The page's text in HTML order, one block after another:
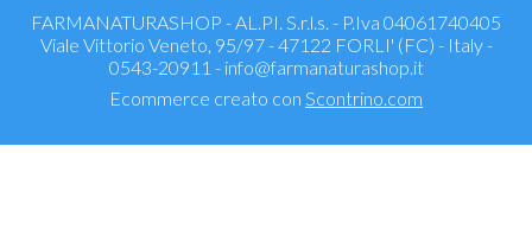
FARMANATURASHOP - AL.PI. S.r.l.s. - P.Iva 04061740405
Viale Vittorio Veneto, 95/97 - 47122 FORLI' (FC) - Italy -
0543-20911 - info@farmanaturashop.it
Ecommerce creato con Scontrino.com